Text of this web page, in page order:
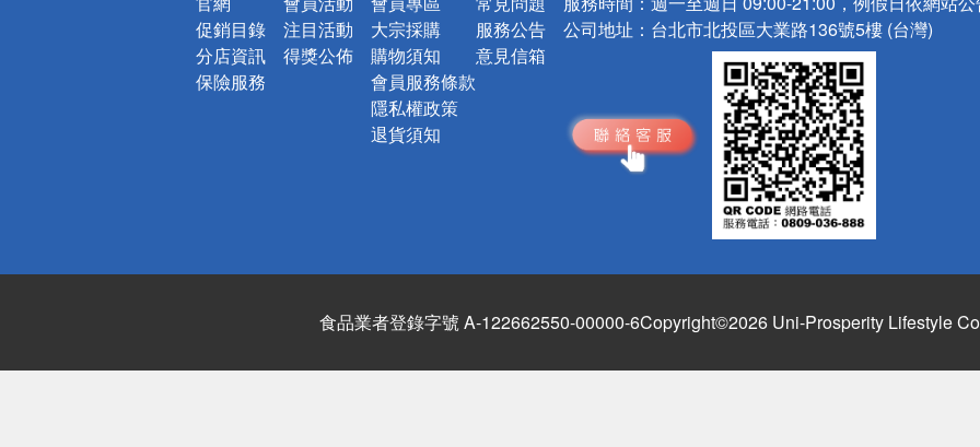
促銷目錄
分店資訊
保險服務
注目活動
得獎公佈
大宗採購
購物須知
會員服務條款
隱私權政策
退貨須知
服務公告
意見信箱
公司地址： 台北市北投區大業路136號5樓 (台灣)
食品業者登錄字號 A-122662550-00000-6Copyright©2026 Uni-Prosperity Lifestyle